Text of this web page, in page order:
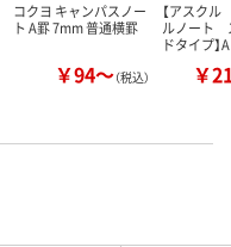
コクヨ キャンパスノー
ト A罫 7mm 普通横罫
￥94～（税込）
【アスク
ルノート
ドタイプ】
￥